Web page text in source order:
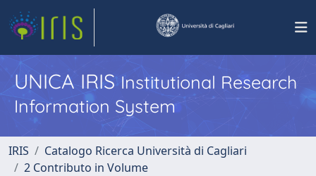
UNICA IRISInstitutional Research
Information System
IRIS
Catalogo Ricerca Università di Cagliari
2 Contributo in Volume